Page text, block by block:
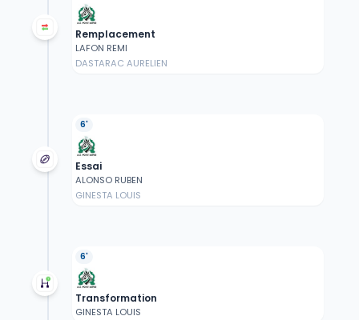
Remplacement
LAFON REMI
DASTARAC AURELIEN
6'
Essai
ALONSO RUBEN
GINESTA LOUIS
6'
Transformation
GINESTA LOUIS